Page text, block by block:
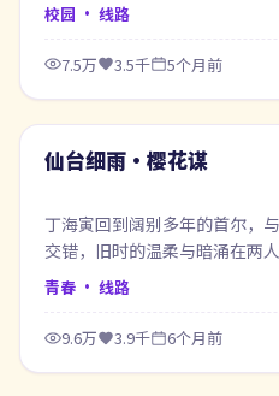
校园 · 线路
7.5万 3.5千 5个月前
最新
仙台细雨·樱花谋
丁海寅回到阔别多年的首尔，
交错，旧时的温柔与暗涌在两
都像在赎回当年的失约。
青春 · 线路
9.6万 3.9千 6个月前